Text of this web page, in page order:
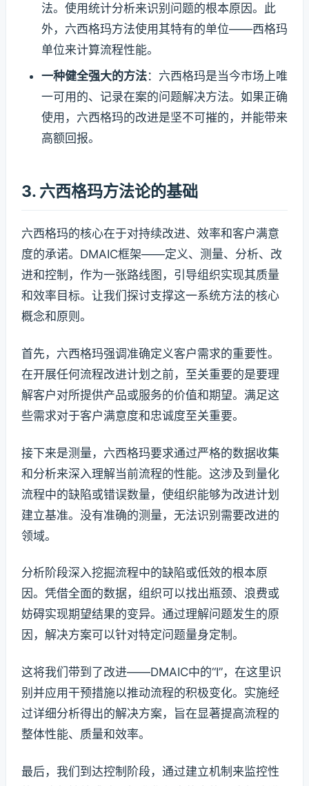
法。使用统计分析来识别问题的根本原因。此
外，六西格玛方法使用其特有的单位——西格玛
单位来计算流程性能。
一种健全强大的方法：六西格玛是当今市场上唯
一可用的、记录在案的问题解决方法。如果正确
使用，六西格玛的改进是坚不可摧的，并能带来
高额回报。
3. 六西格玛方法论的基础
六西格玛的核心在于对持续改进、效率和客户满意
度的承诺。DMAIC框架——定义、测量、分析、改
进和控制，作为一张路线图，引导组织实现其质量
和效率目标。让我们探讨支撑这一系统方法的核心
概念和原则。
首先，六西格玛强调准确定义客户需求的重要性。
在开展任何流程改进计划之前，至关重要的是要理
解客户对所提供产品或服务的价值和期望。满足这
些需求对于客户满意度和忠诚度至关重要。
接下来是测量，六西格玛要求通过严格的数据收集
和分析来深入理解当前流程的性能。这涉及到量化
流程中的缺陷或错误数量，使组织能够为改进计划
建立基准。没有准确的测量，无法识别需要改进的
领域。
分析阶段深入挖掘流程中的缺陷或低效的根本原
因。凭借全面的数据，组织可以找出瓶颈、浪费或
妨碍实现期望结果的变异。通过理解问题发生的原
因，解决方案可以针对特定问题量身定制。
这将我们带到了改进——DMAIC中的“I”，在这里识
别并应用干预措施以推动流程的积极变化。实施经
过详细分析得出的解决方案，旨在显著提高流程的
整体性能、质量和效率。
最后，我们到达控制阶段，通过建立机制来监控性